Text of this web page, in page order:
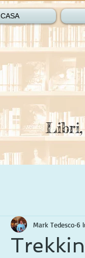
CASA
Libri,
Mark Tedesco 6